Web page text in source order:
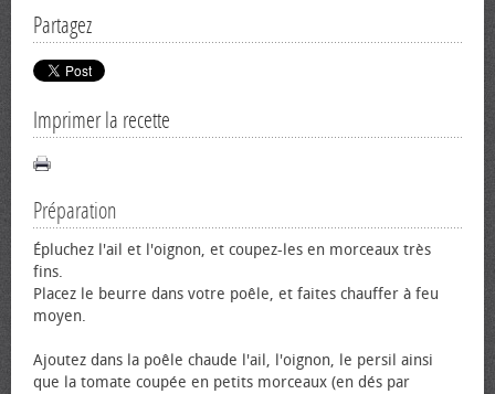
Partagez
Imprimer la recette
Préparation
Épluchez l'ail et l'oignon, et coupez-les en morceaux très
fins.
Placez le beurre dans votre poêle, et faites chauffer à feu
moyen.
Ajoutez dans la poêle chaude l'ail, l'oignon, le persil ainsi
que la tomate coupée en petits morceaux (en dés par